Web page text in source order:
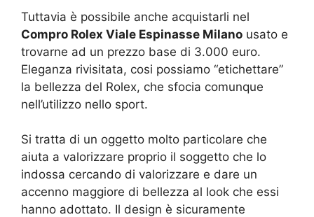
Tuttavia è possibile anche acquistarli nel
Compro Rolex Viale Espinasse Milano usato e
trovarne ad un prezzo base di 3.000 euro.
Eleganza rivisitata, cosi possiamo “etichettare”
la bellezza del Rolex, che sfocia comunque
nell’utilizzo nello sport.
Si tratta di un oggetto molto particolare che
aiuta a valorizzare proprio il soggetto che lo
indossa cercando di valorizzare e dare un
accenno maggiore di bellezza al look che essi
hanno adottato. Il design è sicuramente